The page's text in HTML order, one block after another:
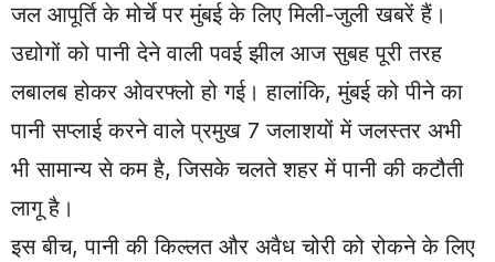
जल आपूर्ति के मोर्चे पर मुंबई के लिए मिली-जुली खबरें हैं।
उद्योगों को पानी देने वाली पवई झील आज सुबह पूरी तरह
लबालब होकर ओवरफ्लो हो गई। हालांकि, मुंबई को पीने का
पानी सप्लाई करने वाले प्रमुख 7 जलाशयों में जलस्तर अभी
भी सामान्य से कम है, जिसके चलते शहर में पानी की कटौती
लागू है।
इस बीच, पानी की किल्लत और अवैध चोरी को रोकने के लिए